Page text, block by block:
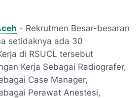
- Rekrutmen Besar-besaran
setidaknya ada 30
di RSUCL tersebut
Kerja Sebagai Radiografer,
Case Manager,
Perawat Anestesi,